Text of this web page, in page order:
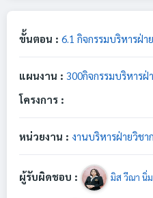
ขั้นตอน : 6.1 กิจกรรมบริหารฝ่า
แผนงาน : 300กิจกรรมบริหารฝ่
โครงการ :
หน่วยงาน : งานบริหารฝ่ายวิชา
ผู้รับผิดชอบ : มิส วีณา นิ่ม